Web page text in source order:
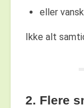
eller
Ikke alt
2. Flere